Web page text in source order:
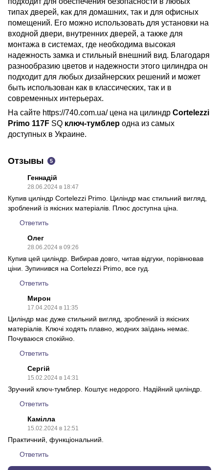
типах дверей, как для домашних, так и для офисных
помещений. Его можно использовать для установки на
входной двери, внутренних дверей, а также для
монтажа в системах, где необходима высокая
надежность замка и стильный внешний вид. Благодаря
разнообразию цветов и надежности этого цилиндра он
подходит для любых дизайнерских решений и может
быть использован как в классических, так и в
современных интерьерах.
На сайте https://740.com.ua/ цена на цилиндр Cortelezzi
Primo 117F SQ ключ-тумблер одна из самых
доступных в Украине.
Отзывы 5
Геннадій
28.06.2024 в 18:47
Купив циліндр Cortelezzi Primo. Циліндр має стильний вигляд,
зроблений із якісних матеріалів. Плюс доступна ціна.
Ответить
Олег
28.06.2024 в 09:26
Купив цей циліндр. Вибирав довго, читав відгуки, порівнював
ціни. Зупинився на Cortelezzi Primo, все гуд.
Ответить
Мирон
17.04.2024 в 11:35
Циліндр має дуже стильний вигляд, зроблений із якісних
матеріалів. Ключі ходять плавно, жодних заїдань немає.
Почуваюся спокійно.
Ответить
Сергій
15.02.2024 в 14:31
Зручний ключ-тумблер. Коштує недорого. Надійний циліндр.
Ответить
Камілла
15.02.2024 в 12:51
Практичний, функціональний.
Ответить